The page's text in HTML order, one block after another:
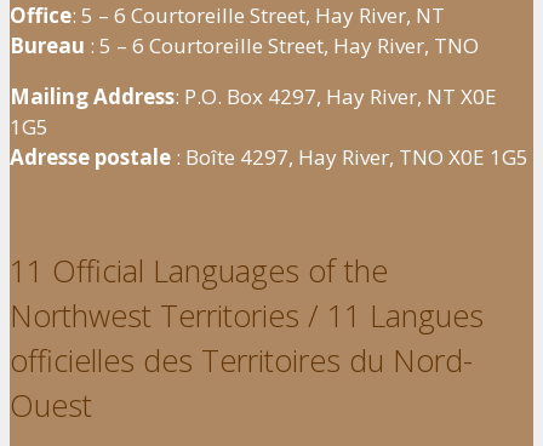
Office: 5 – 6 Courtoreille Street, Hay River, NT
Bureau : 5 – 6 Courtoreille Street, Hay River, TNO
Mailing Address: P.O. Box 4297, Hay River, NT X0E
1G5
Adresse postale : Boîte 4297, Hay River, TNO X0E 1G5
11 Official Languages of the
Northwest Territories / 11 Langues
officielles des Territoires du Nord-
Ouest